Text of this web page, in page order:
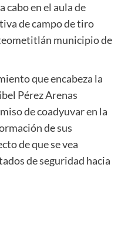
cabo en el aula de
de campo de tiro
municipio de
que encabeza la
Pérez Arenas
de coadyuvar en la
de sus
de que se vea
de seguridad hacia